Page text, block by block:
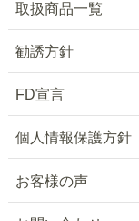
取扱商品一覧
勧誘方針
FD宣言
個人情報保護方針
お客様の声